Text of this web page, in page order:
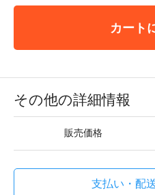
カート
その他の詳細情報
販売価格
支払い・配